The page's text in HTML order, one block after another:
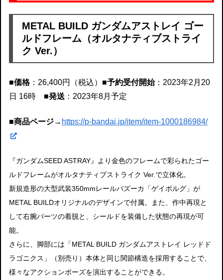
METAL BUILD ガンダムアストレイ ゴー
ルドフレーム（オルタナティブストライ
ク Ver.）
■価格：26,400円（税込） ■予約受付開始：2023年2月20
日 16時 ■発送 ：2023年8月予定
■商品ページ→ https://p-bandai.jp/item/item-1000186984/
『ガンダムSEED ASTRAY』より金色のフレームで彩られたゴー
ルドフレームがオルタナティブストライク Ver.で立体化。
新規造形の大型武装350mmレールバズーカ「ゲイボルグ」が
METAL BUILDオリジナルのデザインで付属。また、作中再現と
して右腕パーツの着脱と、シールドを装備した状態の再現が可
能。
さらに、脚部には「METAL BUILD ガンダムアストレイ レッドド
ラゴニクス」（別売り）本体と同じ関節構造を採用することで、
様々なアクションポーズを演出することができる。